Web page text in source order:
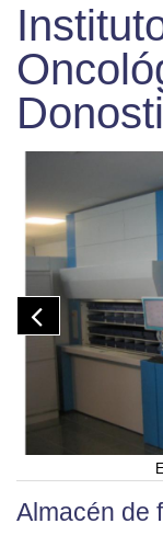
Almacén de